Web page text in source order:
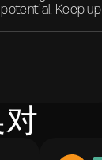
Keep up